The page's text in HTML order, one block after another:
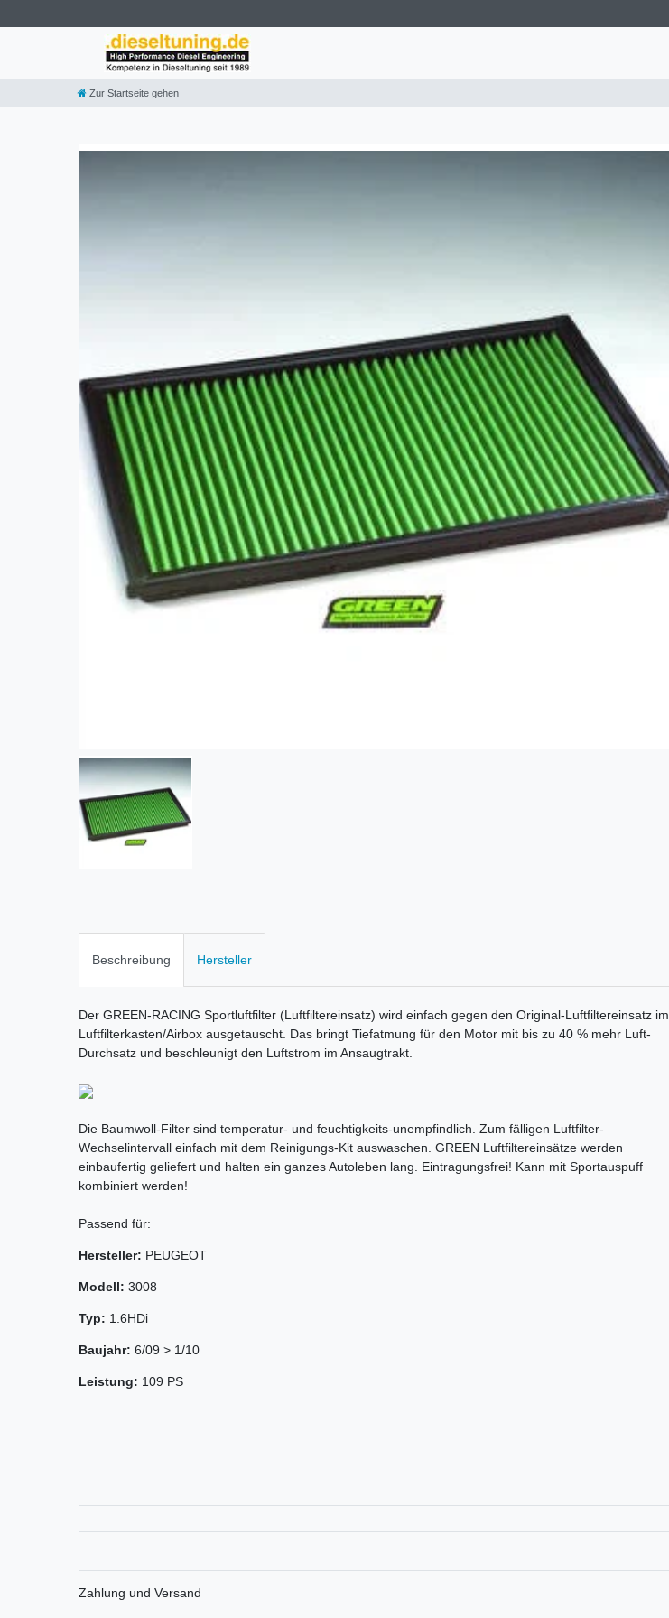
Zur Startseite gehen
Beschreibung Hersteller
Der GREEN-RACING Sportluftfilter (Luftfiltereinsatz) wird einfach gegen den Original-Luftfiltereinsatz im
Luftfilterkasten/Airbox ausgetauscht. Das bringt Tiefatmung für den Motor mit bis zu 40 % mehr Luft-
Durchsatz und beschleunigt den Luftstrom im Ansaugtrakt.
Die Baumwoll-Filter sind temperatur- und feuchtigkeits-unempfindlich. Zum fälligen Luftfilter-
Wechselintervall einfach mit dem Reinigungs-Kit auswaschen. GREEN Luftfiltereinsätze werden
einbaufertig geliefert und halten ein ganzes Autoleben lang. Eintragungsfrei! Kann mit Sportauspuff
kombiniert werden!
Passend für:
Hersteller: PEUGEOT
Modell: 3008
Typ: 1.6HDi
Baujahr: 6/09 > 1/10
Leistung: 109 PS
Zahlung und Versand